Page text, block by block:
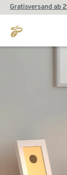
Gratisversand ab